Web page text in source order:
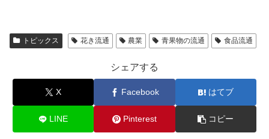
トピックス 花き流通 農業 青果物の流通 食品流通
シェアする
X Facebook はてブ
LINE Pinterest コピー